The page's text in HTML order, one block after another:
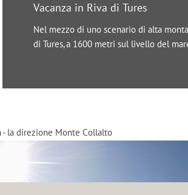
Vacanza in Riva di Tures
Nel mezzo di uno scenario di alta
di Tures, a 1600 metri sul livello del
- la direzione Monte Collalto